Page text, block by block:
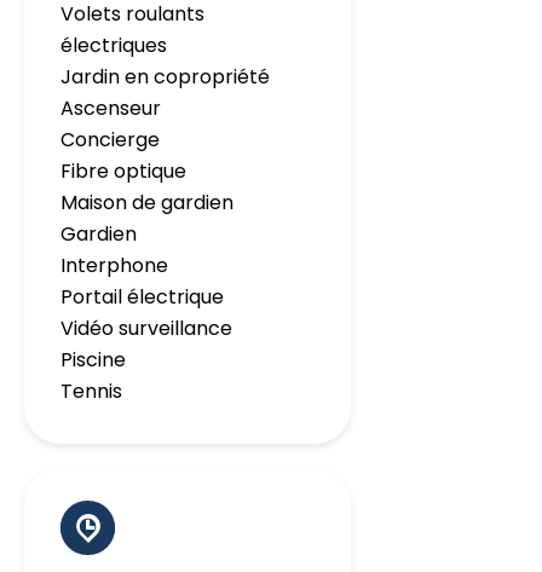
Volets roulants
électriques
Jardin en copropriété
Ascenseur
Concierge
Fibre optique
Maison de gardien
Gardien
Interphone
Portail électrique
Vidéo surveillance
Piscine
Tennis